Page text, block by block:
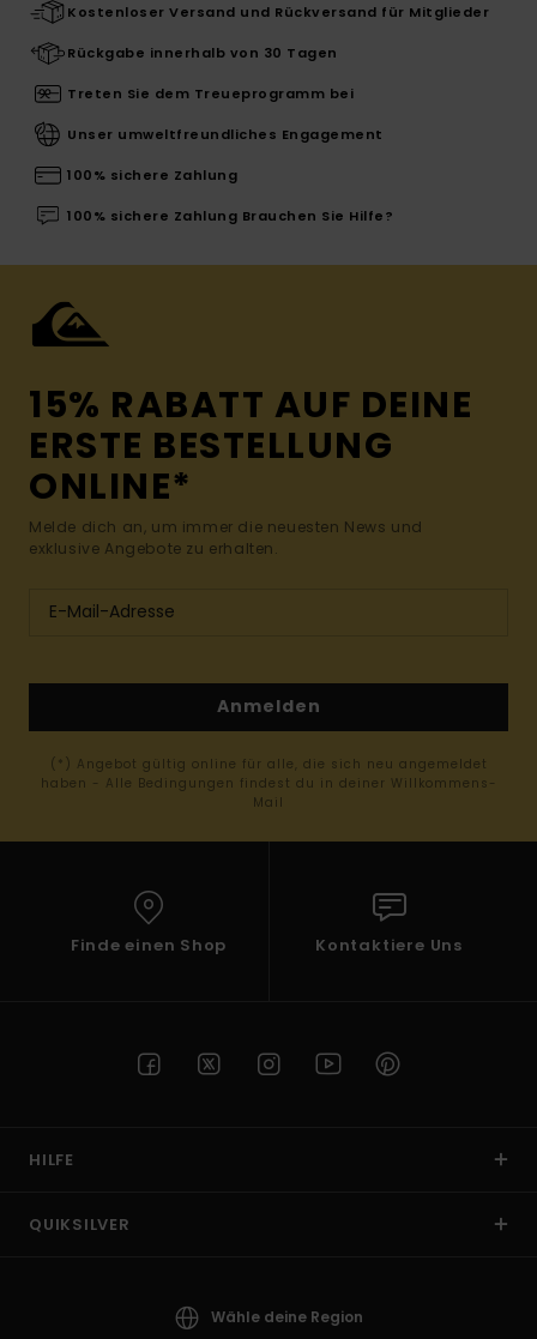
Kostenloser Versand und Rückversand für Mitglieder
Rückgabe innerhalb von 30 Tagen
Treten Sie dem Treueprogramm bei
Unser umweltfreundliches Engagement
100% sichere Zahlung
100% sichere Zahlung Brauchen Sie Hilfe?
15% RABATT AUF DEINE
ERSTE BESTELLUNG
ONLINE*
Melde dich an, um immer die neuesten News und
exklusive Angebote zu erhalten.
Anmelden
(*) Angebot gültig online für alle, die sich neu angemeldet
haben - Alle Bedingungen findest du in deiner Willkommens-
Mail
Finde einen Shop Kontaktiere Uns
HILFE
QUIKSILVER
Wähle deine Region